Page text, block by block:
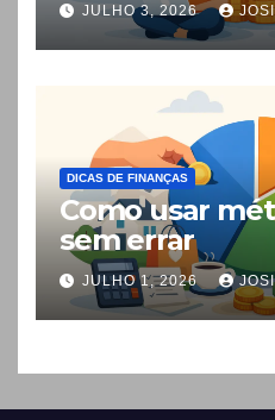
JULHO 3, 2026
DICAS DE FINANÇAS
Como usar
sem errar
JULHO 1, 2026